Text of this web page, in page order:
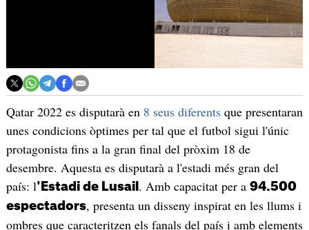
Qatar 2022 es disputarà en 8 seus diferents que presentaran
unes condicions òptimes per tal que el futbol sigui l'únic
protagonista fins a la gran final del pròxim 18 de
desembre. Aquesta es disputarà a l'estadi més gran del
país: l'Estadi de Lusail . Amb capacitat per a 94.500
espectadors, presenta un disseny inspirat en les llums i
ombres que caracteritzen els fanals del país i amb elements